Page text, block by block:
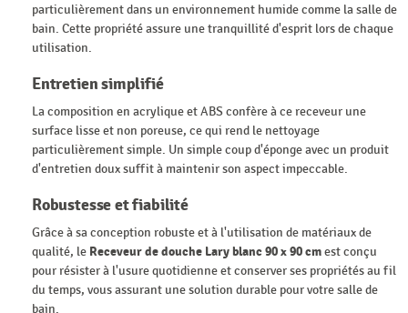
particulièrement dans un environnement humide comme la salle de
bain. Cette propriété assure une tranquillité d'esprit lors de chaque
utilisation.
Entretien simplifié
La composition en acrylique et ABS confère à ce receveur une
surface lisse et non poreuse, ce qui rend le nettoyage
particulièrement simple. Un simple coup d'éponge avec un produit
d'entretien doux suffit à maintenir son aspect impeccable.
Robustesse et fiabilité
Grâce à sa conception robuste et à l'utilisation de matériaux de
qualité, le Receveur de douche Lary blanc 90 x 90 cmest conçu
pour résister à l'usure quotidienne et conserver ses propriétés au fil
du temps, vous assurant une solution durable pour votre salle de
bain.